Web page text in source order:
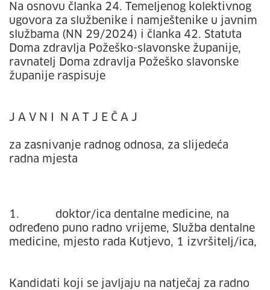
Na osnovu članka 24. Temeljenog kolektivnog
ugovora za službenike i namještenike u javnim
službama (NN 29/2024) i članka 42. Statuta
Doma zdravlja Požeško-slavonske županije,
ravnatelj Doma zdravlja Požeško slavonske
županije raspisuje
J A V N I N A T J E Č A J
za zasnivanje radnog odnosa, za slijedeća
radna mjesta
1. doktor/ica dentalne medicine, na
određeno puno radno vrijeme, Služba dentalne
medicine, mjesto rada Kutjevo, 1 izvršitelj/ica,
Kandidati koji se javljaju na natječaj za radno